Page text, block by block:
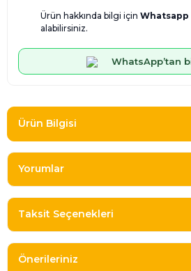
Ürün hakkında bilgi için Whatsapp
alabilirsiniz.
WhatsApp’tan
Ürün Bilgisi
Yorumlar
Taksit Seçenekleri
Önerileriniz